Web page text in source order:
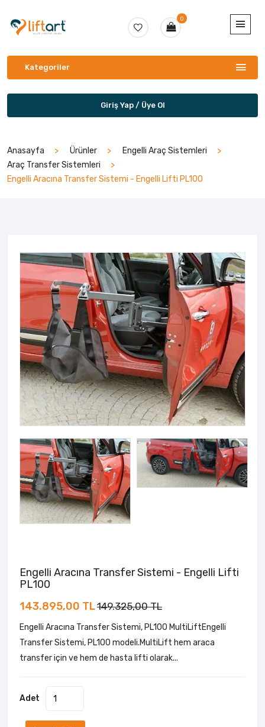
0
Kategoriler
Giriş Yap / Üye Ol
Anasayfa Ürünler
Engelli Araç Sistemleri
Araç Transfer Sistemleri
Engelli Aracına Transfer Sistemi - Engelli Lifti PL100
Engelli Aracına Transfer Sistemi - Engelli Lifti
PL100
143.895,00 TL149.325,00 TL
Engelli Aracına Transfer Sistemi, PL100 MultiLiftEngelli
Transfer Sistemi, PL100 modeli.MultiLift hem araca
transfer için ve hem de hasta lifti olarak...
Adet